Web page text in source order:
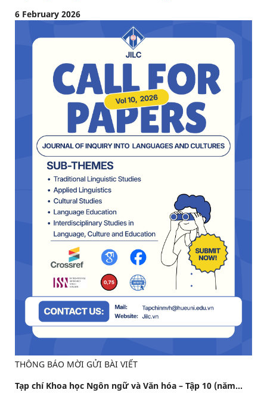
6 February 2026
THÔNG BÁO MỜI GỬI BÀI VIẾT
Tạp chí Khoa học Ngôn ngữ và Văn hóa – Tập 10 (năm...